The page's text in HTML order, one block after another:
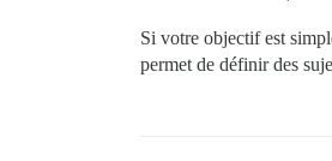
Si votre objectif est
permet de définir des